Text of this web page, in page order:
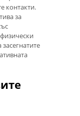
контакти.
за